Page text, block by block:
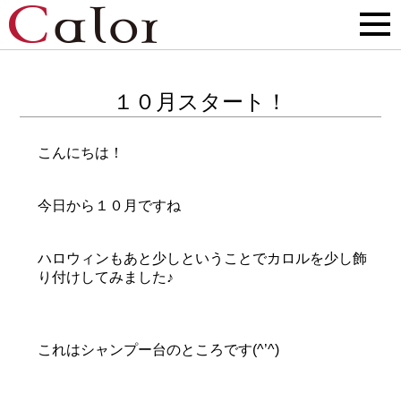
１０月スタート！
こんにちは！
今日から１０月ですね
ハロウィンもあと少しということでカロルを少し飾
り付けしてみました♪
これはシャンプー台のところです(^’^)